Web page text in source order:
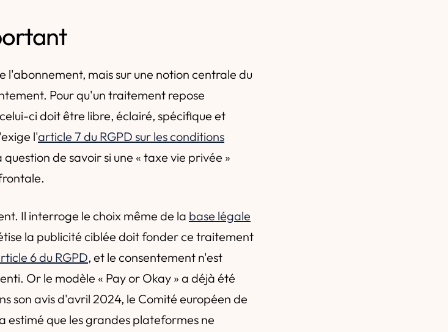
l'abonnement, mais sur une notion centrale du
Pour qu'un traitement repose
ci doit être libre, éclairé, spécifique et
l'article 7 du RGPD sur les conditions
question de savoir si une « taxe vie privée »
Il interroge le choix même de la base légale
la publicité ciblée doit fonder ce traitement
6 du RGPD, et le consentement n'est
Or le modèle « Pay or Okay » a déjà été
son avis d'avril 2024, le Comité européen de
estimé que les grandes plateformes ne